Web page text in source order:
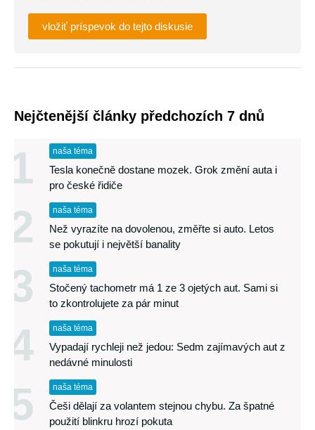
vložiť príspevok do tejto diskusie
Nejčtenější články předchozích 7 dnů
1 naša téma
Tesla konečně dostane mozek. Grok změní auta i
pro české řidiče
2 naša téma
Než vyrazíte na dovolenou, změřte si auto. Letos
se pokutují i největší banality
3 naša téma
Stočený tachometr má 1 ze 3 ojetých aut. Sami si
to zkontrolujete za pár minut
4 naša téma
Vypadají rychleji než jedou: Sedm zajímavých aut z
nedávné minulosti
5 naša téma
Češi dělají za volantem stejnou chybu. Za špatné
použití blinkru hrozí pokuta